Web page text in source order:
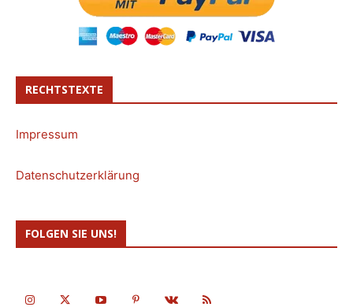
RECHTSTEXTE
Impressum
Datenschutzerklärung
FOLGEN SIE UNS!